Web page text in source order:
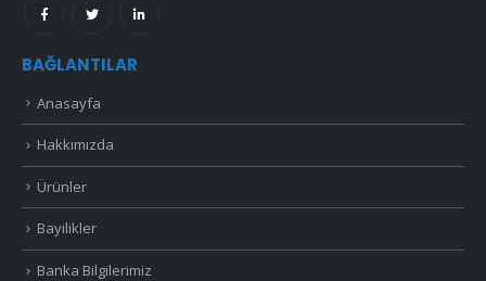
BAĞLANTILAR
Anasayfa
Hakkımızda
Ürünler
Bayilikler
Banka Bilgilerimiz